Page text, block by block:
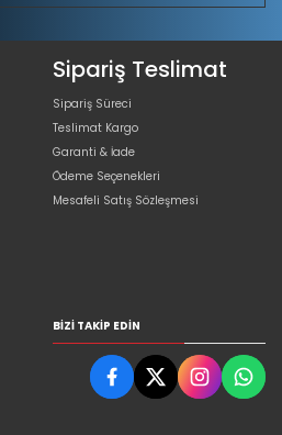
Sipariş Teslimat
Sipariş Süreci
Teslimat Kargo
Garanti & İade
Ödeme Seçenekleri
Mesafeli Satış Sözleşmesi
BIZI TAKIP EDIN